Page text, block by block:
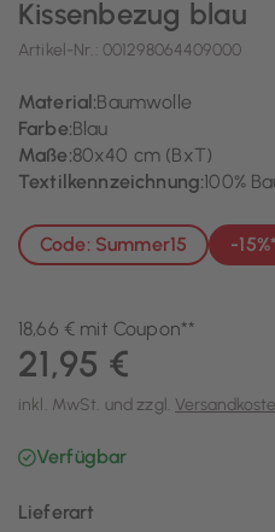
Kissenbezug blau
Artikel-Nr.: 001298064409000
Material:Baumwolle
Farbe:Blau
Maße:80x40 cm (BxT)
Textilkennzeichnung:100%
Code: Summer15 -
18,66 € mit Coupon**
21,95 €
inkl. MwSt. und zzgl.
Verfügbar
Lieferart